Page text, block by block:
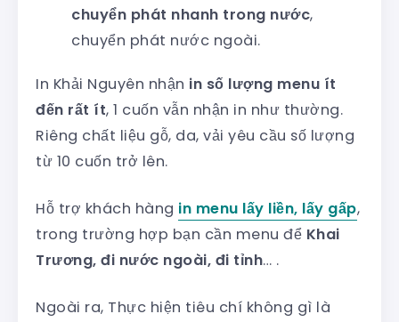
chuyển phát nhanh trong nước,
chuyển phát nước ngoài.
In Khải Nguyên nhận in số lượng menu ít
đến rất ít, 1 cuốn vẫn nhận in như thường.
Riêng chất liệu gỗ, da, vải yêu cầu số lượng
từ 10 cuốn trở lên.
Hỗ trợ khách hàng in menu lấy liền, lấy gấp,
trong trường hợp bạn cần menu để Khai
Trương, đi nước ngoài, đi tỉnh… .
Ngoài ra, Thực hiện tiêu chí không gì là